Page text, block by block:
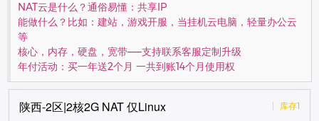
NAT云是什么？通俗易懂：共享IP
能做什么？比如：建站，游戏开服，当挂机云电脑，轻量办公云
等
核心，内存，硬盘，宽带——支持联系客服定制升级
年付活动：买一年送2个月 一共到账14个月使用权
陕西-2区|2核2G NAT 仅Linux 库存1